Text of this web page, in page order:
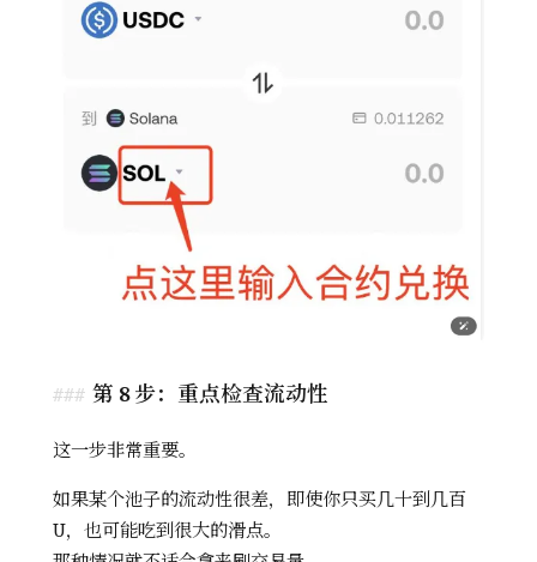
第 8 步：重点检查流动性
这一步非常重要。
如果某个池子的流动性很差，即使你只买几十到几百
U，也可能吃到很大的滑点。